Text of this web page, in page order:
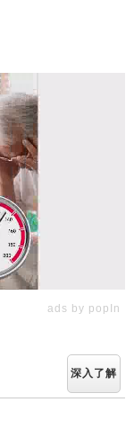
ads by popIn
深入了解